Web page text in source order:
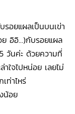
รอยแผลเป็นบนเข่า
อิอิ...)กับรอยแผล
วันค่ะด้วยความที่
ใจไปหน่อย เลยไม่
ท่าไหร่
น้อย